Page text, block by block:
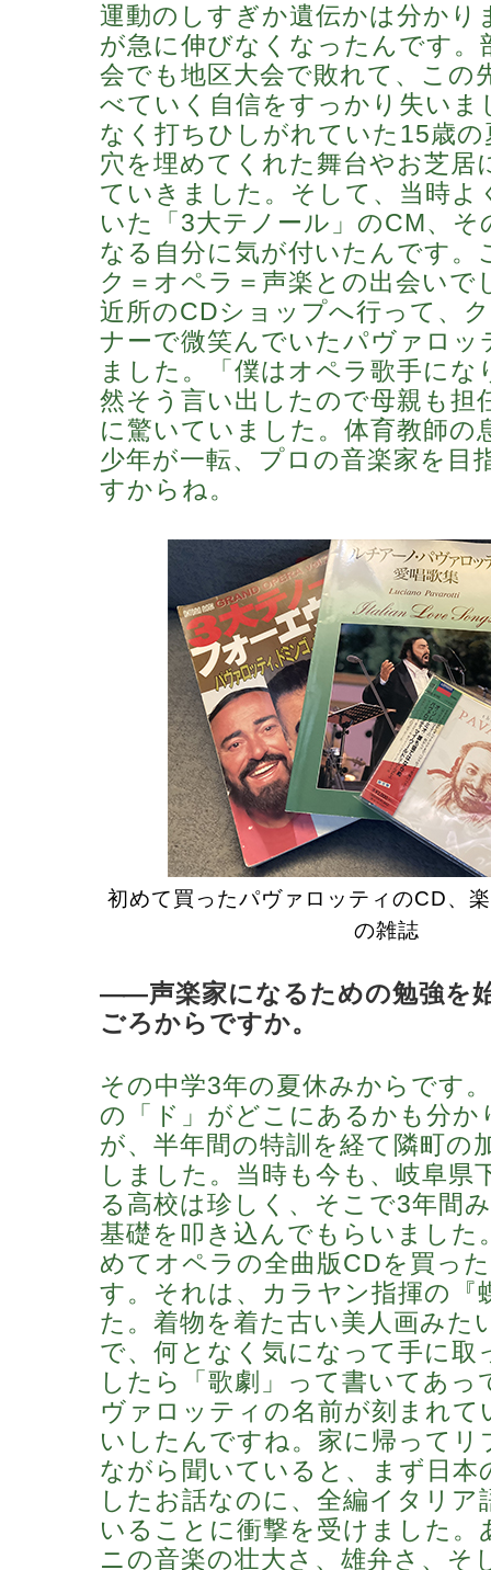
運動のしすぎか遺伝かは分かり
が急に伸びなくなったんです。
会でも地区大会で敗れて、この
べていく自信をすっかり失いま
なく打ちひしがれていた15歳
穴を埋めてくれた舞台やお芝居
ていきました。そして、当時よ
いた「3大テノール」のCM、そ
なる自分に気が付いたんです。
ク＝オペラ＝声楽との出会い
近所のCDショップへ行って、
ナーで微笑んでいたパヴァロッ
ました。「僕はオペラ歌手にな
然そう言い出したので母親も担
に驚いていました。体育教師の
少年が一転、プロの音楽家を目
すからね。
初めて買ったパヴァロッティのCD、
の雑誌
――声楽家になるための勉強を
ごろからですか。
その中学3年の夏休みからです
の「ド」がどこにあるかも分か
が、半年間の特訓を経て隣町の
しました。当時も今も、岐阜県
る高校は珍しく、そこで3年間
基礎を叩き込んでもらいました
めてオペラの全曲版CDを買っ
す。それは、カラヤン指揮の『
た。着物を着た古い美人画みた
で、何となく気になって手に取
したら「歌劇」って書いてあっ
ヴァロッティの名前が刻まれて
いしたんですね。家に帰ってリ
ながら聞いていると、まず日本
したお話なのに、全編イタリア
いることに衝撃を受けました。
ニの音楽の壮大さ、雄弁さ、そ